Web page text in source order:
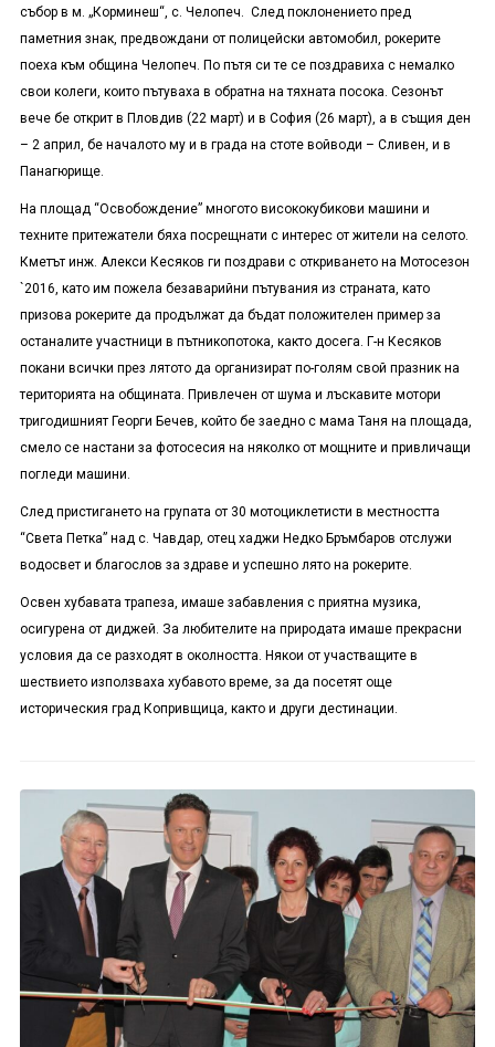
събор в м. „Корминеш“, с. Челопеч. След поклонението пред
паметния знак, предвождани от полицейски автомобил, рокерите
поеха към община Челопеч. По пътя си те се поздравиха с немалко
свои колеги, които пътуваха в обратна на тяхната посока. Сезонът
вече бе открит в Пловдив (22 март) и в София (26 март), а в същия ден
– 2 април, бе началото му и в града на стоте войводи – Сливен, и в
Панагюрище.
На площад “Освобождение” многото висококубикови машини и
техните притежатели бяха посрещнати с интерес от жители на селото.
Кметът инж. Алекси Кесяков ги поздрави с откриването на Мотосезон
`2016, като им пожела безаварийни пътувания из страната, като
призова рокерите да продължат да бъдат положителен пример за
останалите участници в пътникопотока, както досега. Г-н Кесяков
покани всички през лятото да организират по-голям свой празник на
територията на общината. Привлечен от шума и лъскавите мотори
тригодишният Георги Бечев, който бе заедно с мама Таня на площада,
смело се настани за фотосесия на няколко от мощните и привличащи
погледи машини.
След пристигането на групата от 30 мотоциклетисти в местността
“Света Петка” над с. Чавдар, отец хаджи Недко Бръмбаров отслужи
водосвет и благослов за здраве и успешно лято на рокерите.
Освен хубавата трапеза, имаше забавления с приятна музика,
осигурена от диджей. За любителите на природата имаше прекрасни
условия да се разходят в околността. Някои от участващите в
шествието използваха хубавото време, за да посетят още
историческия град Копривщица, както и други дестинации.